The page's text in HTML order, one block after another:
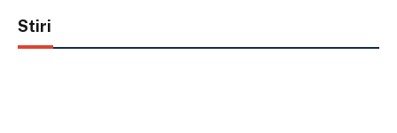
Stiri